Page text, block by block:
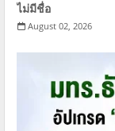
ไม่มีชื่อ
August 02, 2026